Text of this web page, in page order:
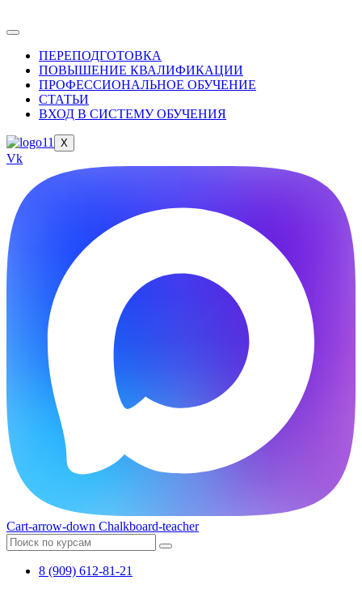
ПЕРЕПОДГОТОВКА
ПОВЫШЕНИЕ КВАЛИФИКАЦИИ
ПРОФЕССИОНАЛЬНОЕ ОБУЧЕНИЕ
СТАТЬИ
ВХОД В СИСТЕМУ ОБУЧЕНИЯ
X
Vk
Cart-arrow-down Chalkboard-teacher
8 (909) 612-81-21